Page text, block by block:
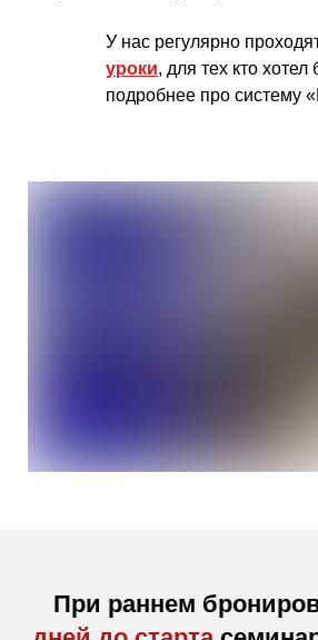
У нас регулярно
уроки, для тех кто хотел
подробнее про систему
При раннем